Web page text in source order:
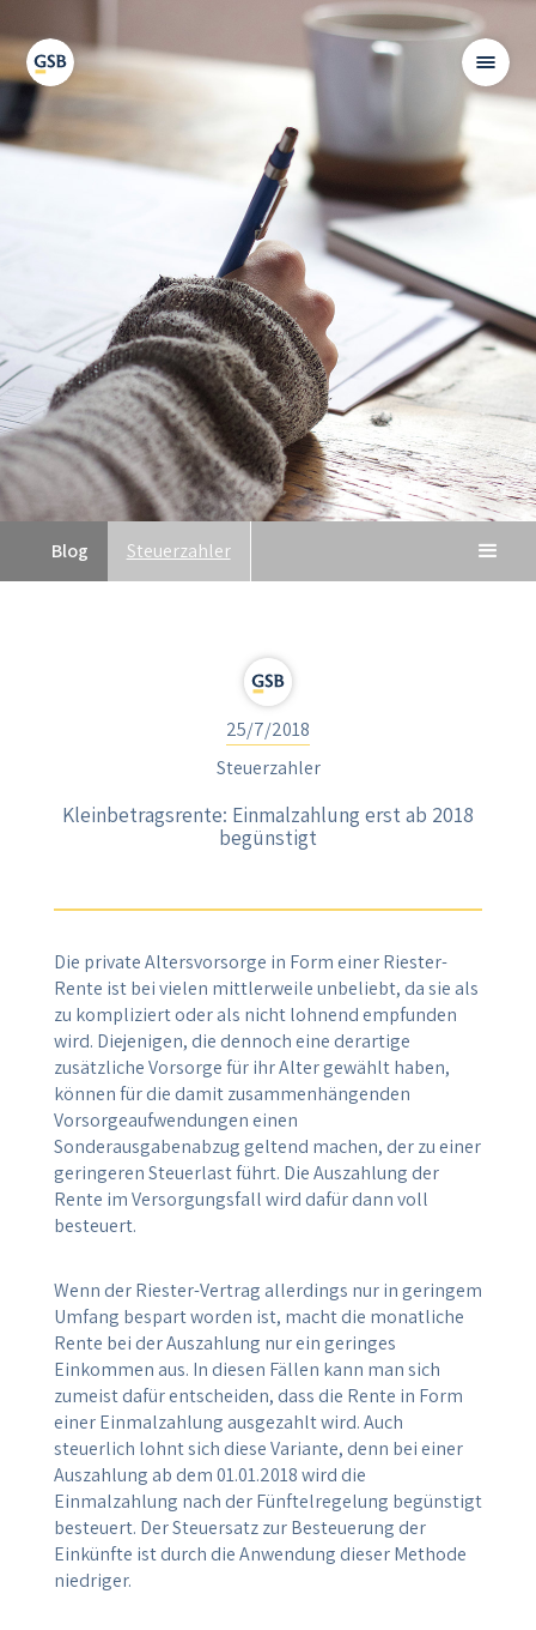
Blog Steuerzahler
Kleinbetragsrente: Einmalzahlung erst ab 2018
begünstigt
25/7/2018
Steuerzahler
Die private Altersvorsorge in Form einer Riester-
Rente ist bei vielen mittlerweile unbeliebt, da sie als
zu kompliziert oder als nicht lohnend empfunden
wird. Diejenigen, die dennoch eine derartige
zusätzliche Vorsorge für ihr Alter gewählt haben,
können für die damit zusammenhängenden
Vorsorgeaufwendungen einen
Sonderausgabenabzug geltend machen, der zu einer
geringeren Steuerlast führt. Die Auszahlung der
Rente im Versorgungsfall wird dafür dann voll
besteuert.
Wenn der Riester-Vertrag allerdings nur in geringem
Umfang bespart worden ist, macht die monatliche
Rente bei der Auszahlung nur ein geringes
Einkommen aus. In diesen Fällen kann man sich
zumeist dafür entscheiden, dass die Rente in Form
einer Einmalzahlung ausgezahlt wird. Auch
steuerlich lohnt sich diese Variante, denn bei einer
Auszahlung ab dem 01.01.2018 wird die
Einmalzahlung nach der Fünftelregelung begünstigt
besteuert. Der Steuersatz zur Besteuerung der
Einkünfte ist durch die Anwendung dieser Methode
niedriger.